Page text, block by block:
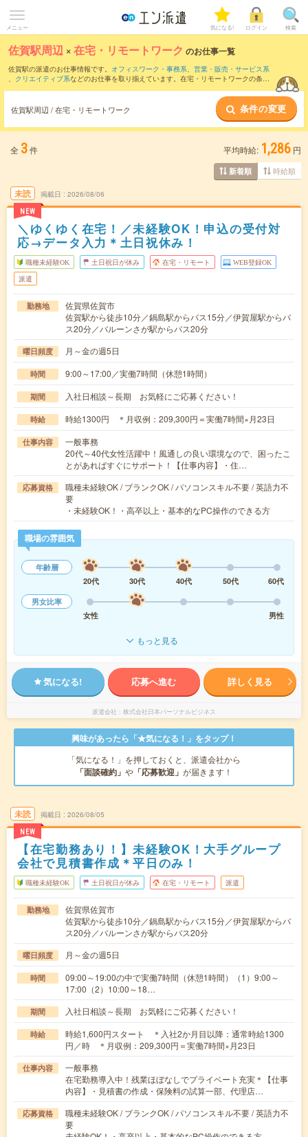
メニュー 気になる! ログイン 検索
佐賀駅周辺 ×在宅・リモートワーク のお仕事一覧
佐賀駅の派遣のお仕事情報です。 オフィスワーク・事務系、 営業・販売・サービス系
、 クリエイティブ系などのお仕事を取り揃えています。在宅・リモートワークの条件
佐賀駅周辺 / 在宅・リモートワーク 条件の変更
全 3件 平均時給: 1,286 円
新着順 時給順
未読
NEW
掲載日 2026/08/06
＼ゆくゆく在宅！／未経験OK！申込の受付対
応→データ入力＊土日祝休み！
職種未経験OK 土日祝日が休み 在宅・リモート WEB登録OK
派遣
勤務地
佐賀県佐賀市
佐賀駅から徒歩10分／鍋島駅からバス15分／伊賀屋駅からバ
ス20分／バルーンさが駅からバス20分
曜日頻度 月～金の週5日
時間 9:00～17:00／実働7時間（休憩1時間）
期間 入社日相談～長期 お気軽にご応募ください！
時給 時給1300円 ＊月収例：209,300円＝実働7時間×月23日
仕事内容
一般事務
20代～40代女性活躍中！風通しの良い環境なので、困ったこ
とがあればすぐにサポート！【仕事内容】・住…
応募資格
職種未経験OK / ブランクOK / パソコンスキル不要 / 英語力不
要
・未経験OK！・高卒以上・基本的なPC操作のできる方
職場の雰囲気
年齢層
20代
30代 40代 50代
60代
男女比率
女性
男性
もっと見る
気になる! 応募へ進む 詳しく見る
派遣会社 株式会社日本パーソナルビジネス
興味があったら「★気になる！」をタップ！
「気になる！」を押しておくと、派遣会社から
「面談確約」 や 「応募歓迎」 が届きます！
未読
NEW
掲載日 2026/08/05
【在宅勤務あり！】未経験OK！大手グループ
会社で見積書作成＊平日のみ！
職種未経験OK 土日祝日が休み 在宅・リモート 派遣
勤務地
佐賀県佐賀市
佐賀駅から徒歩10分／鍋島駅からバス15分／伊賀屋駅からバ
ス20分／バルーンさが駅からバス20分
曜日頻度 月～金の週5日
時間
09:00～19:00の中で実働7時間（休憩1時間）（1）9:00～
17:00（2）10:00～18…
期間 入社日相談～長期 お気軽にご応募ください！
時給
時給1,600円スタート ＊入社2か月目以降：通常時給1300
円／時 ＊月収例：209,300円＝実働7時間×月23日
仕事内容
一般事務
在宅勤務導入中！残業ほぼなしでプライベート充実＊【仕事
内容】・見積書の作成・保険料の試算一部、代理店…
応募資格
職種未経験OK / ブランクOK / パソコンスキル不要 / 英語力不
要